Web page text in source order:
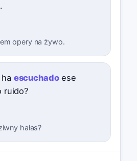
opery na żywo.
escuchadoese
ruido?
hałas?